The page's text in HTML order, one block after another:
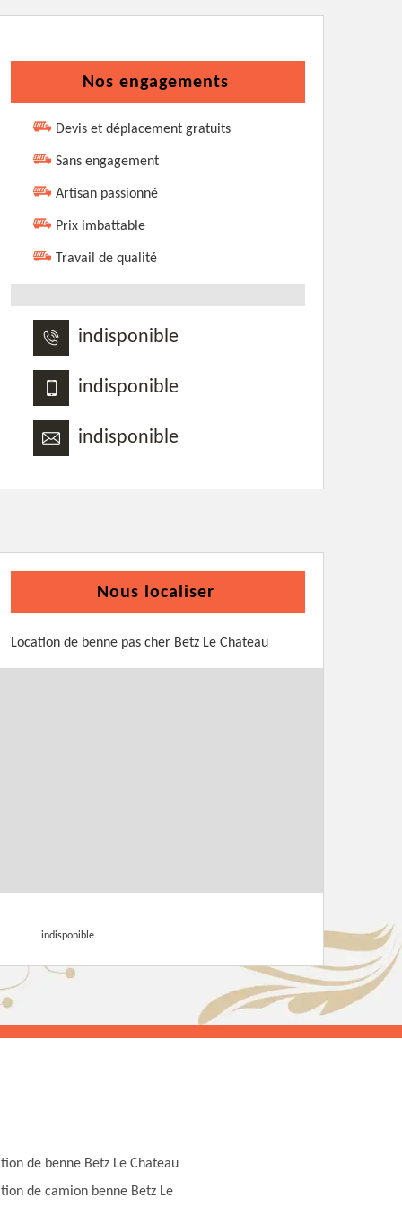
Nos engagements
Devis et déplacement gratuits
Sans engagement
Artisan passionné
Prix imbattable
Travail de qualité
indisponible
indisponible
indisponible
Nous localiser
Location de benne pas cher Betz Le Chateau
indisponible
de benne Betz Le Chateau
de camion benne Betz Le